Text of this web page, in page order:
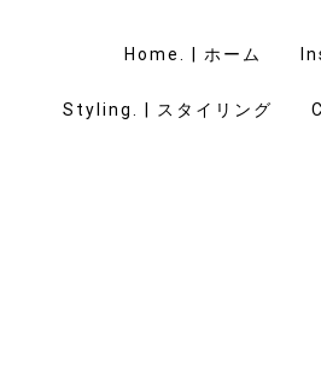
Home. | ホーム
Styling. | スタイリング